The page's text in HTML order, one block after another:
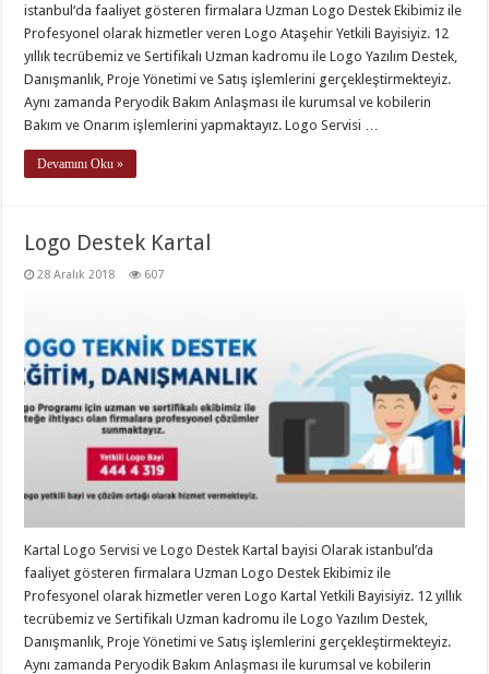
istanbul‘da faaliyet gösteren firmalara Uzman Logo Destek Ekibimiz ile
Profesyonel olarak hizmetler veren Logo Ataşehir Yetkili Bayisiyiz. 12
yıllık tecrübemiz ve Sertifikalı Uzman kadromu ile Logo Yazılım Destek,
Danışmanlık, Proje Yönetimi ve Satış işlemlerini gerçekleştirmekteyiz.
Aynı zamanda Peryodik Bakım Anlaşması ile kurumsal ve kobilerin
Bakım ve Onarım işlemlerini yapmaktayız. Logo Servisi …
Devamını Oku »
Logo Destek Kartal
28 Aralık 2018 607
Kartal Logo Servisi ve Logo Destek Kartal bayisi Olarak istanbul’da
faaliyet gösteren firmalara Uzman Logo Destek Ekibimiz ile
Profesyonel olarak hizmetler veren Logo Kartal Yetkili Bayisiyiz. 12 yıllık
tecrübemiz ve Sertifikalı Uzman kadromu ile Logo Yazılım Destek,
Danışmanlık, Proje Yönetimi ve Satış işlemlerini gerçekleştirmekteyiz.
Aynı zamanda Peryodik Bakım Anlaşması ile kurumsal ve kobilerin